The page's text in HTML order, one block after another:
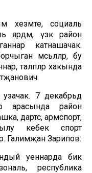
социаль
ярдәм, үзәк район
катнашачак.
мәсьәләләр, бу
таләпләр хакында
7 декабрьдә
арасында район
дартс, армспорт,
кебек спорт
Галимҗан Зарипов:
уеннарда бик
республика